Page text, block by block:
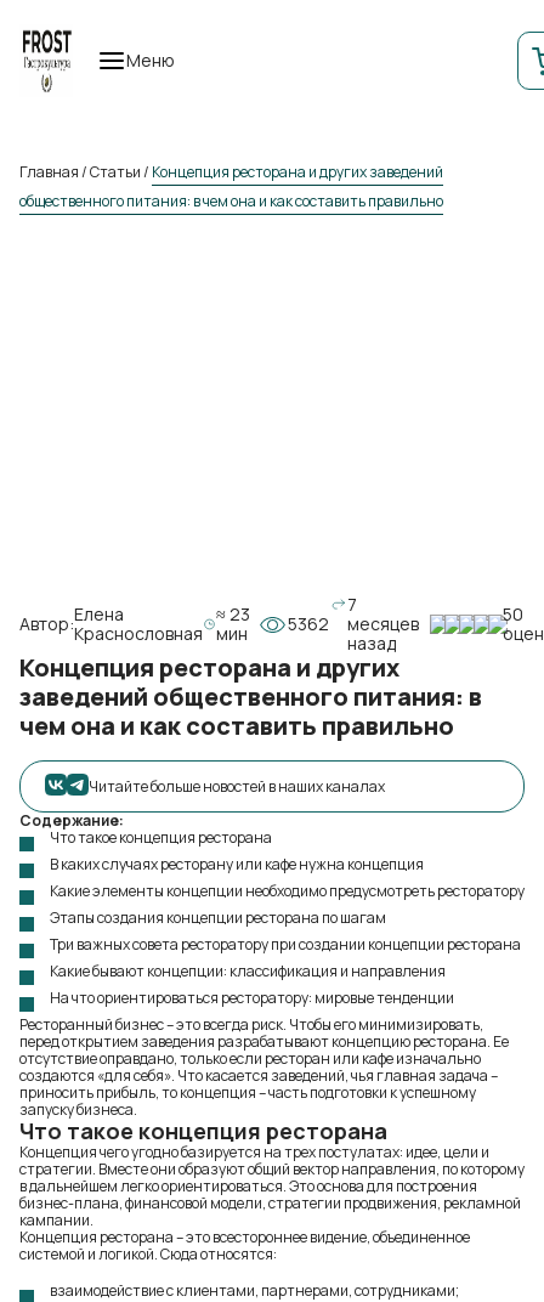
Меню
Главная/Статьи/ Концепция ресторана и других заведений
общественного питания: в чем она и как составить правильно
Автор:Елена
Краснословная
≈ 23
мин
5362
7
месяцев
назад
50
Концепция ресторана и других
заведений общественного питания: в
чем она и как составить правильно
Читайте больше новостей в наших каналах
Содержание:
Что такое концепция ресторана
В каких случаях ресторану или кафе нужна концепция
Какие элементы концепции необходимо предусмотреть ресторатору
Этапы создания концепции ресторана по шагам
Три важных совета ресторатору при создании концепции ресторана
Какие бывают концепции: классификация и направления
На что ориентироваться ресторатору: мировые тенденции
Ресторанный бизнес – это всегда риск. Чтобы его минимизировать,
перед открытием заведения разрабатывают концепцию ресторана. Ее
отсутствие оправдано, только если ресторан или кафе изначально
создаются «для себя». Что касается заведений, чья главная задача –
приносить прибыль, то концепция – часть подготовки к успешному
запуску бизнеса.
Что такое концепция ресторана
Концепция чего угодно базируется на трех постулатах: идее, цели и
стратегии. Вместе они образуют общий вектор направления, по которому
в дальнейшем легко ориентироваться. Это основа для построения
бизнес-плана, финансовой модели, стратегии продвижения, рекламной
кампании.
Концепция ресторана – это всестороннее видение, объединенное
системой и логикой. Сюда относятся:
взаимодействие с клиентами, партнерами, сотрудниками;